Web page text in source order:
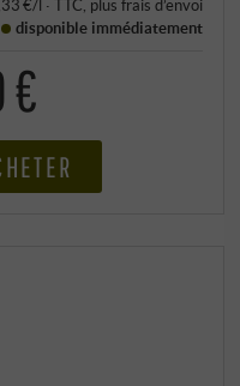
€/l · TTC , plus frais d’envoi
disponible immédiatement
€